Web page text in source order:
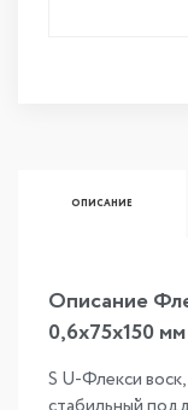
ОПИСАНИЕ
Описание
0,6х75х150
S U-Флекси